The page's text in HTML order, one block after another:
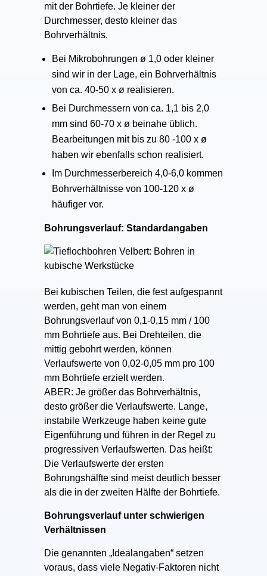
mit der Bohrtiefe. Je kleiner der
Durchmesser, desto kleiner das
Bohrverhältnis.
Bei Mikrobohrungen ø 1,0 oder kleiner
sind wir in der Lage, ein Bohrverhältnis
von ca. 40-50 x ø realisieren.
Bei Durchmessern von ca. 1,1 bis 2,0
mm sind 60-70 x ø beinahe üblich.
Bearbeitungen mit bis zu 80 -100 x ø
haben wir ebenfalls schon realisiert.
Im Durchmesserbereich 4,0-6,0 kommen
Bohrverhältnisse von 100-120 x ø
häufiger vor.
Bohrungsverlauf: Standardangaben
Bei kubischen Teilen, die fest aufgespannt
werden, geht man von einem
Bohrungsverlauf von 0,1-0,15 mm / 100
mm Bohrtiefe aus. Bei Drehteilen, die
mittig gebohrt werden, können
Verlaufswerte von 0,02-0,05 mm pro 100
mm Bohrtiefe erzielt werden.
ABER: Je größer das Bohrverhältnis,
desto größer die Verlaufswerte. Lange,
instabile Werkzeuge haben keine gute
Eigenführung und führen in der Regel zu
progressiven Verlaufswerten. Das heißt:
Die Verlaufswerte der ersten
Bohrungshälfte sind meist deutlich besser
als die in der zweiten Hälfte der Bohrtiefe.
Bohrungsverlauf unter schwierigen
Verhältnissen
Die genannten „Idealangaben“ setzen
voraus, dass viele Negativ-Faktoren nicht